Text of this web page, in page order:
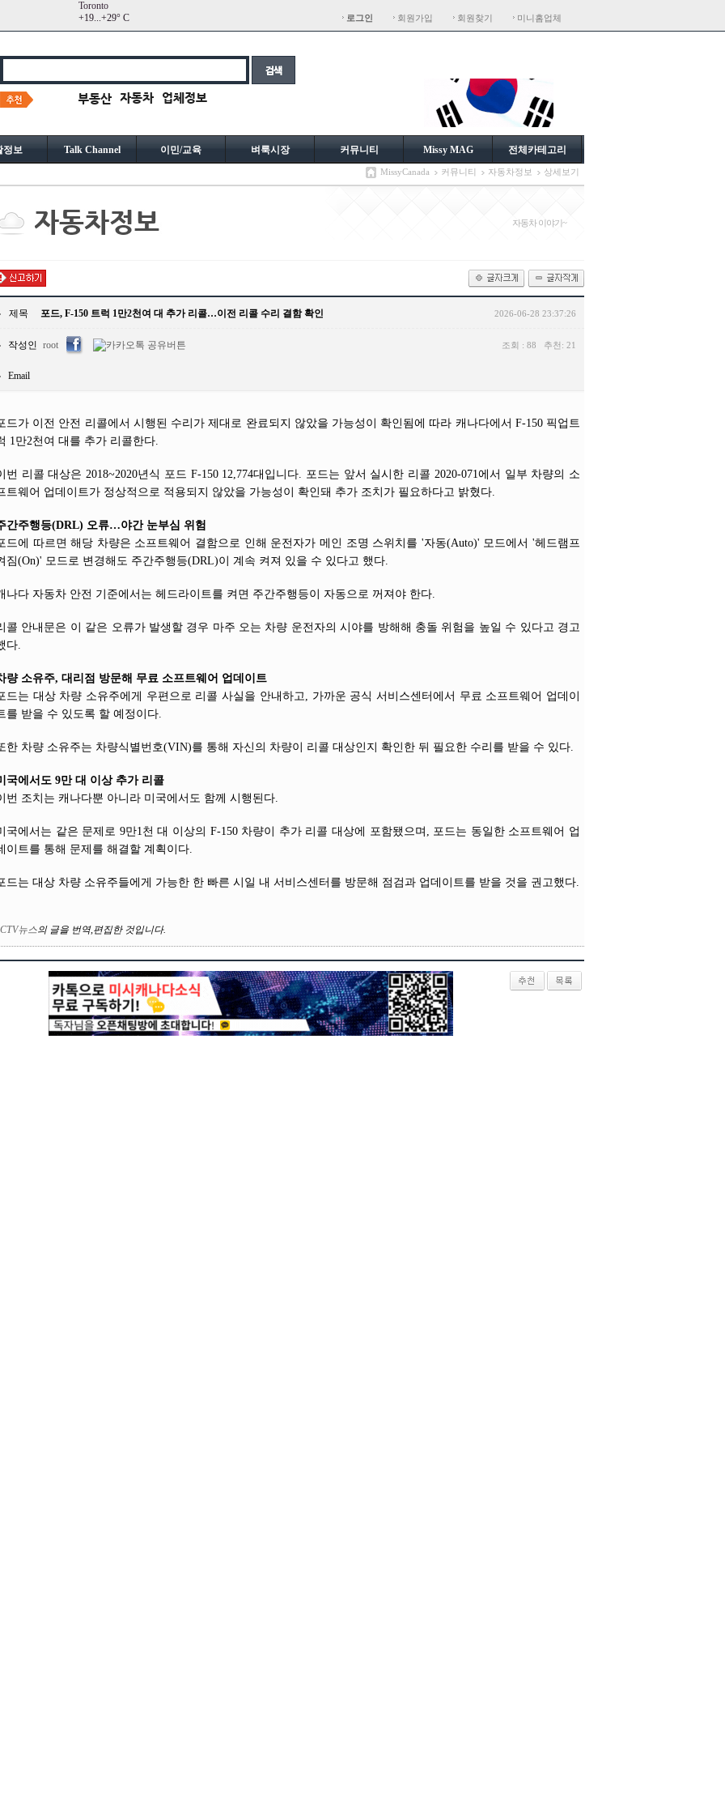
Toronto
+19...+29° C 로그인 회원가입 회원찾기 미니홈업체
정보 Talk Channel 이민/교육 벼룩시장 커뮤니티 Missy MAG 전체카테고리
MissyCanada 커뮤니티 자동차정보 상세보기
자동차 이야기~
제목 포드, F-150 트럭 1만2천여 대 추가 리콜…이전 리콜 수리 결함 확인 2026-06-28 23:37:26
작성인 root 조회 : 88 추천: 21
Email
드가 이전 안전 리콜에서 시행된 수리가 제대로 완료되지 않았을 가능성이 확인됨에 따라 캐나다에서 F-150 픽업트
1만2천여 대를 추가 리콜한다.
번 리콜 대상은 2018~2020년식 포드 F-150 12,774대입니다. 포드는 앞서 실시한 리콜 2020-071에서 일부 차량의 소
트웨어 업데이트가 정상적으로 적용되지 않았을 가능성이 확인돼 추가 조치가 필요하다고 밝혔다.
간주행등(DRL) 오류…야간 눈부심 위험
드에 따르면 해당 차량은 소프트웨어 결함으로 인해 운전자가 메인 조명 스위치를 '자동(Auto)' 모드에서 '헤드램프
짐(On)' 모드로 변경해도 주간주행등(DRL)이 계속 켜져 있을 수 있다고 했다.
나다 자동차 안전 기준에서는 헤드라이트를 켜면 주간주행등이 자동으로 꺼져야 한다.
콜 안내문은 이 같은 오류가 발생할 경우 마주 오는 차량 운전자의 시야를 방해해 충돌 위험을 높일 수 있다고 경고
다.
량 소유주, 대리점 방문해 무료 소프트웨어 업데이트
드는 대상 차량 소유주에게 우편으로 리콜 사실을 안내하고, 가까운 공식 서비스센터에서 무료 소프트웨어 업데이
를 받을 수 있도록 할 예정이다.
한 차량 소유주는 차량식별번호(VIN)를 통해 자신의 차량이 리콜 대상인지 확인한 뒤 필요한 수리를 받을 수 있다.
국에서도 9만 대 이상 추가 리콜
번 조치는 캐나다뿐 아니라 미국에서도 함께 시행된다.
국에서는 같은 문제로 9만1천 대 이상의 F-150 차량이 추가 리콜 대상에 포함됐으며, 포드는 동일한 소프트웨어 업
이트를 통해 문제를 해결할 계획이다.
드는 대상 차량 소유주들에게 가능한 한 빠른 시일 내 서비스센터를 방문해 점검과 업데이트를 받을 것을 권고했다.
CTV뉴스의 글을 번역,편집한 것입니다.